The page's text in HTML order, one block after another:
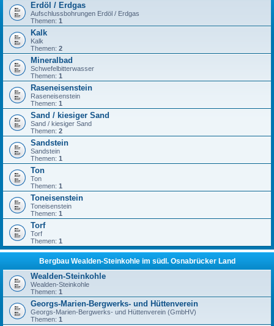
Erdöl / Erdgas
Aufschlussbohrungen Erdöl / Erdgas
Themen: 1
Kalk
Kalk
Themen: 2
Mineralbad
Schwefelbitterwasser
Themen: 1
Raseneisenstein
Raseneisenstein
Themen: 1
Sand / kiesiger Sand
Sand / kiesiger Sand
Themen: 2
Sandstein
Sandstein
Themen: 1
Ton
Ton
Themen: 1
Toneisenstein
Toneisenstein
Themen: 1
Torf
Torf
Themen: 1
Bergbau Wealden-Steinkohle im südl. Osnabrücker Land
Wealden-Steinkohle
Wealden-Steinkohle
Themen: 1
Georgs-Marien-Bergwerks- und Hüttenverein
Georgs-Marien-Bergwerks- und Hüttenverein (GmbHV)
Themen: 1